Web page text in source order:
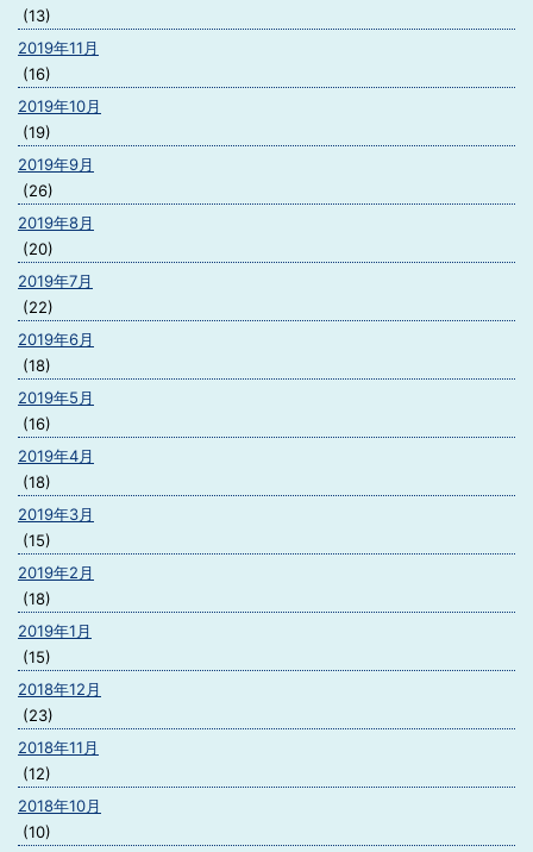
(13)
2019年11月
(16)
2019年10月
(19)
2019年9月
(26)
2019年8月
(20)
2019年7月
(22)
2019年6月
(18)
2019年5月
(16)
2019年4月
(18)
2019年3月
(15)
2019年2月
(18)
2019年1月
(15)
2018年12月
(23)
2018年11月
(12)
2018年10月
(10)